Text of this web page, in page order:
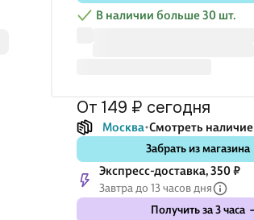
В наличии больше 30 шт.
от 149 ₽ сегодня
Москва Смотреть наличие
Забрать из магазина
Экспресс-доставка, 350 ₽
Завтра до 13 часов дня
Получить за 3 часа